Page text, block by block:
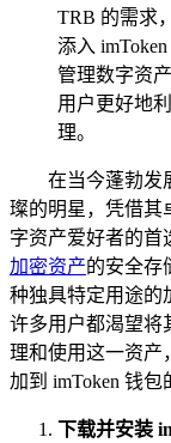
TRB 的需求
添入
管理数字资
用户更好地
理。
在当今蓬勃发
璨的明星，凭借其
字资产爱好者的首
加密资产的安全存
种独具特定用途的
许多用户都渴望将
理和使用这一资产
加到 imToken 钱包
下载并安装